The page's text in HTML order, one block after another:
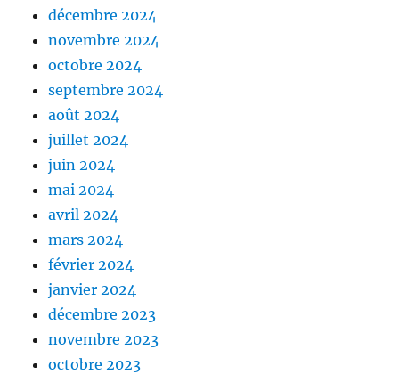
décembre 2024
novembre 2024
octobre 2024
septembre 2024
août 2024
juillet 2024
juin 2024
mai 2024
avril 2024
mars 2024
février 2024
janvier 2024
décembre 2023
novembre 2023
octobre 2023